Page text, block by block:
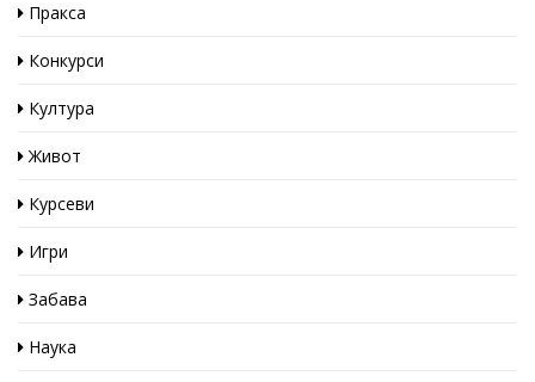
Пракса
Конкурси
Култура
Живот
Курсеви
Игри
Забава
Наука